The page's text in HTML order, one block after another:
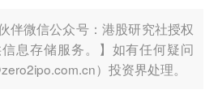
伴微信公众号：港股研究社授权
息存储服务。】如有任何疑问
）投资界处理。